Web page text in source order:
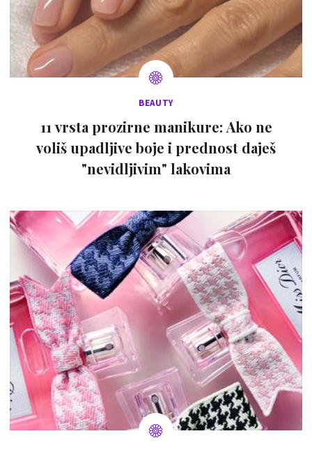
BEAUTY
11 vrsta prozirne manikure: Ako ne
voliš upadljive boje i prednost daješ
"nevidljivim" lakovima